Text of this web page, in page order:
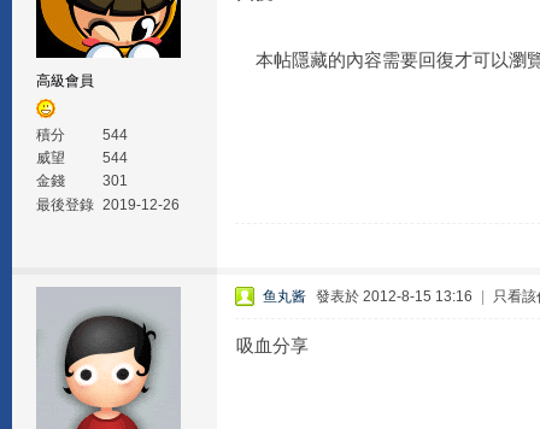
高級會員
積分
544
威望
544
金錢
301
最後登錄 2019-12-26
本帖隱藏的內容需要回復才可以瀏
鱼丸酱 發表於 2012-8-15 13:16 只看該
吸血分享